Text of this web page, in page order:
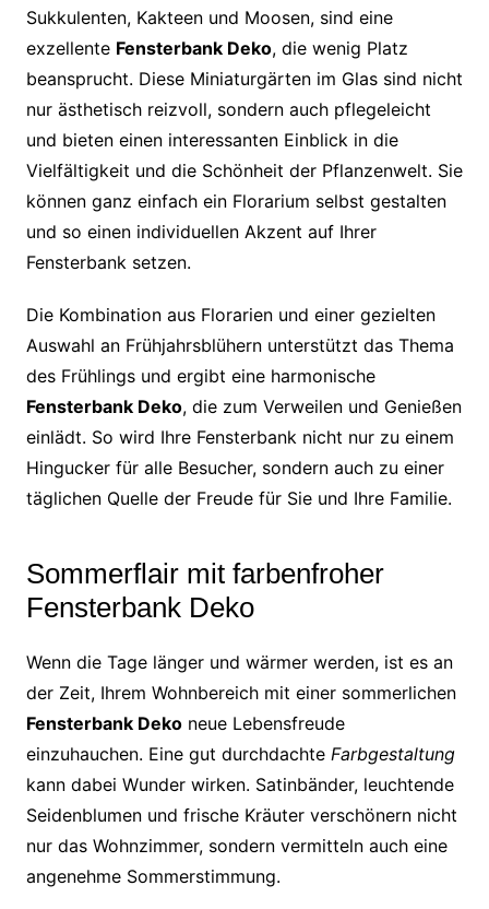
Sukkulenten, Kakteen und Moosen, sind eine
exzellente Fensterbank Deko, die wenig Platz
beansprucht. Diese Miniaturgärten im Glas sind nicht
nur ästhetisch reizvoll, sondern auch pflegeleicht
und bieten einen interessanten Einblick in die
Vielfältigkeit und die Schönheit der Pflanzenwelt. Sie
können ganz einfach ein Florarium selbst gestalten
und so einen individuellen Akzent auf Ihrer
Fensterbank setzen.
Die Kombination aus Florarien und einer gezielten
Auswahl an Frühjahrsblühern unterstützt das Thema
des Frühlings und ergibt eine harmonische
Fensterbank Deko, die zum Verweilen und Genießen
einlädt. So wird Ihre Fensterbank nicht nur zu einem
Hingucker für alle Besucher, sondern auch zu einer
täglichen Quelle der Freude für Sie und Ihre Familie.
Sommerflair mit farbenfroher
Fensterbank Deko
Wenn die Tage länger und wärmer werden, ist es an
der Zeit, Ihrem Wohnbereich mit einer sommerlichen
Fensterbank Dekoneue Lebensfreude
einzuhauchen. Eine gut durchdachte Farbgestaltung
kann dabei Wunder wirken. Satinbänder, leuchtende
Seidenblumen und frische Kräuter verschönern nicht
nur das Wohnzimmer, sondern vermitteln auch eine
angenehme Sommerstimmung.